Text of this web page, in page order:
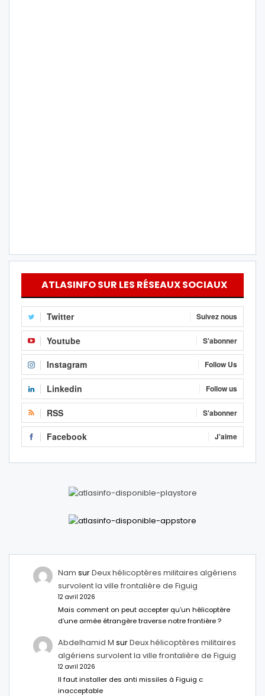
ATLASINFO SUR LES RÉSEAUX SOCIAUX
Twitter Suivez nous
Youtube S'abonner
Instagram Follow Us
Linkedin Follow us
RSS S'abonner
Facebook J'aime
Nam surDeux hélicoptères militaires algériens
survolent la ville frontalière de Figuig
12 avril 2026
Mais comment on peut accepter qu’un hélicoptère
d’une armée étrangère traverse notre frontière ?
Abdelhamid M surDeux hélicoptères militaires
algériens survolent la ville frontalière de Figuig
12 avril 2026
Il faut installer des anti missiles à Figuig c
inacceptable